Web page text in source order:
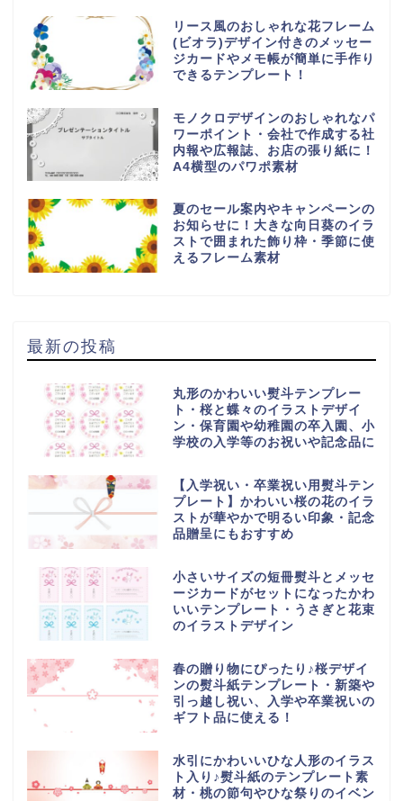
リース風のおしゃれな花フレーム
(ビオラ)デザイン付きのメッセー
ジカードやメモ帳が簡単に手作り
できるテンプレート！
モノクロデザインのおしゃれなパ
ワーポイント・会社で作成する社
内報や広報誌、お店の張り紙に！
A4横型のパワポ素材
夏のセール案内やキャンペーンの
お知らせに！大きな向日葵のイラ
ストで囲まれた飾り枠・季節に使
えるフレーム素材
最新の投稿
丸形のかわいい熨斗テンプレー
ト・桜と蝶々のイラストデザイ
ン・保育園や幼稚園の卒入園、小
学校の入学等のお祝いや記念品に
【入学祝い・卒業祝い用熨斗テン
プレート】かわいい桜の花のイラ
ストが華やかで明るい印象・記念
品贈呈にもおすすめ
小さいサイズの短冊熨斗とメッセ
ージカードがセットになったかわ
いいテンプレート・うさぎと花束
のイラストデザイン
春の贈り物にぴったり♪桜デザイ
ンの熨斗紙テンプレート・新築や
引っ越し祝い、入学や卒業祝いの
ギフト品に使える！
水引にかわいいひな人形のイラス
ト入り♪熨斗紙のテンプレート素
材・桃の節句やひな祭りのイベン